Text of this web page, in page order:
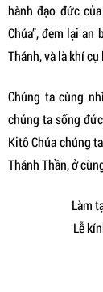
hành đạo đức
Chúa”, đem lại
Thánh, và là khí
Chúng ta cùng
chúng ta sống
Kitô Chúa chúng
Thánh Thần, ở
Làm
Lễ